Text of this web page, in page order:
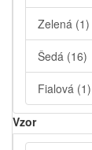
Zelená (1)
Šedá (16)
Fialová (1)
Vzor